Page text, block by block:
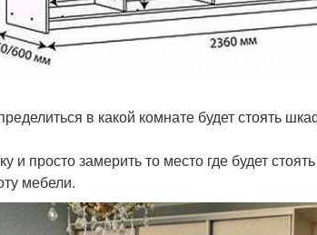
в какой комнате будет стоять
и просто замерить то место где будет
мебели.